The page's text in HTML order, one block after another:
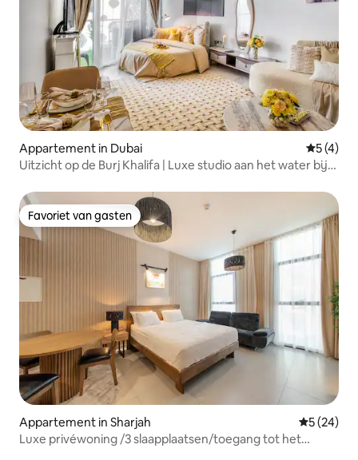
Appartement in Dubai
5 (4)
Uitzicht op de Burj Khalifa | Luxe studio aan het water bij
Favoriet van gasten
Favoriet van gasten
Appartement in Sharjah
5 (24)
Luxe privéwoning /3 slaapplaatsen/toegang tot het